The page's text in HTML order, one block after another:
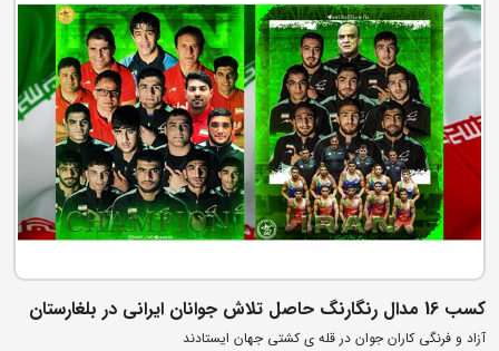
کسب 16 مدال رنگارنگ حاصل تلاش جوانان ایرانی در بلغارستان
آزاد و فرنگی کاران جوان در قله ی کشتی جهان ایستادند